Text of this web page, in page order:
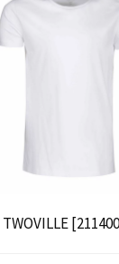
TWOVILLE